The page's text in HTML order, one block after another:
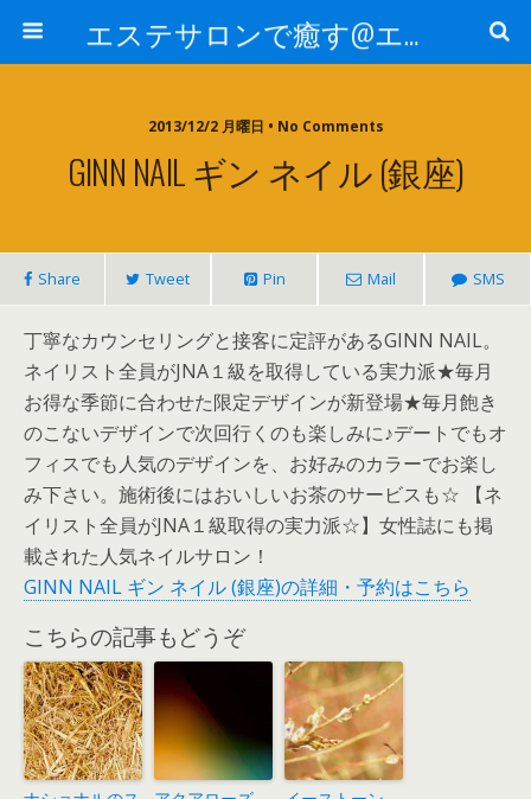
エステサロンで癒す@エステ～全国エステ情報
2013/12/2 月曜日 • No Comments
GINN NAIL ギン ネイル (銀座)
Share Tweet Pin Mail SMS
丁寧なカウンセリングと接客に定評があるGINN NAIL。
ネイリスト全員がJNA１級を取得している実力派★毎月
お得な季節に合わせた限定デザインが新登場★毎月飽き
のこないデザインで次回行くのも楽しみに♪デートでもオ
フィスでも人気のデザインを、お好みのカラーでお楽し
み下さい。施術後にはおいしいお茶のサービスも☆ 【ネ
イリスト全員がJNA１級取得の実力派☆】女性誌にも掲
載された人気ネイルサロン！
GINN NAIL ギン ネイル (銀座)の詳細・予約はこちら
こちらの記事もどうぞ